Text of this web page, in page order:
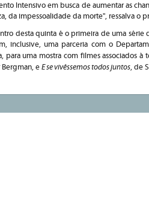
Intensivo em busca de aumentar as
da impessoalidade da morte", ressalva o
desta quinta é o primeira de uma série
inclusive, uma parceria com o
para uma mostra com filmes associados
Bergman, e E se vivêssemos todos juntos, de